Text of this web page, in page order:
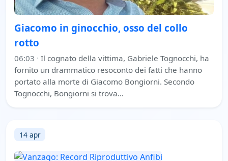
Giacomo in ginocchio, osso del collo
rotto
06:03 · Il cognato della vittima, Gabriele Tognocchi, ha
fornito un drammatico resoconto dei fatti che hanno
portato alla morte di Giacomo Bongiorni. Secondo
Tognocchi, Bongiorni si trova…
14 apr